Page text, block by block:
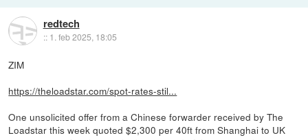
redtech
:: 1. feb 2025, 18:05
ZIM
https://theloadstar.com/spot-rates-stil...
One unsolicited offer from a Chinese forwarder received by The
Loadstar this week quoted $2,300 per 40ft from Shanghai to UK